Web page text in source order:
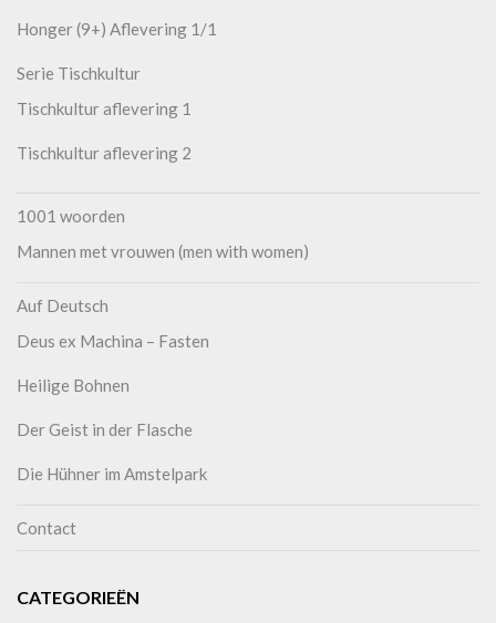
Honger (9+) Aflevering 1/1
Serie Tischkultur
Tischkultur aflevering 1
Tischkultur aflevering 2
1001 woorden
Mannen met vrouwen (men with women)
Auf Deutsch
Deus ex Machina – Fasten
Heilige Bohnen
Der Geist in der Flasche
Die Hühner im Amstelpark
Contact
CATEGORIEËN